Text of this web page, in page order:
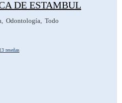
DE ESTAMBUL
Odontología Todo
13 reseñas